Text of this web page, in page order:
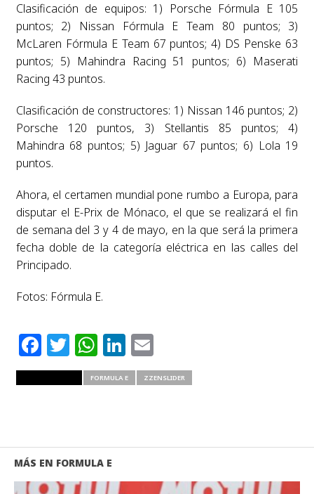
Clasificación de equipos: 1) Porsche Fórmula E 105
puntos; 2) Nissan Fórmula E Team 80 puntos; 3)
McLaren Fórmula E Team 67 puntos; 4) DS Penske 63
puntos; 5) Mahindra Racing 51 puntos; 6) Maserati
Racing 43 puntos.
Clasificación de constructores: 1) Nissan 146 puntos; 2)
Porsche 120 puntos, 3) Stellantis 85 puntos; 4)
Mahindra 68 puntos; 5) Jaguar 67 puntos; 6) Lola 19
puntos.
Ahora, el certamen mundial pone rumbo a Europa, para
disputar el E-Prix de Mónaco, el que se realizará el fin
de semana del 3 y 4 de mayo, en la que será la primera
fecha doble de la categoría eléctrica en las calles del
Principado.
Fotos: Fórmula E.
Facebook
Twitter
WhatsApp
LinkedIn
Email
FORMULA E ZZENSLIDER
MÁS EN FORMULA E